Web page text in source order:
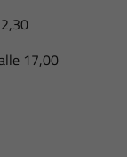
17,00